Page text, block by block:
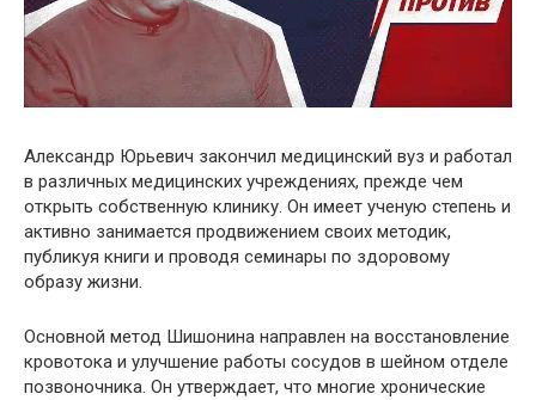
Александр Юрьевич закончил медицинский вуз и работал
в различных медицинских учреждениях, прежде чем
открыть собственную клинику. Он имеет ученую степень и
активно занимается продвижением своих методик,
публикуя книги и проводя семинары по здоровому
образу жизни​.
Основной метод Шишонина направлен на восстановление
кровотока и улучшение работы сосудов в шейном отделе
позвоночника. Он утверждает, что многие хронические